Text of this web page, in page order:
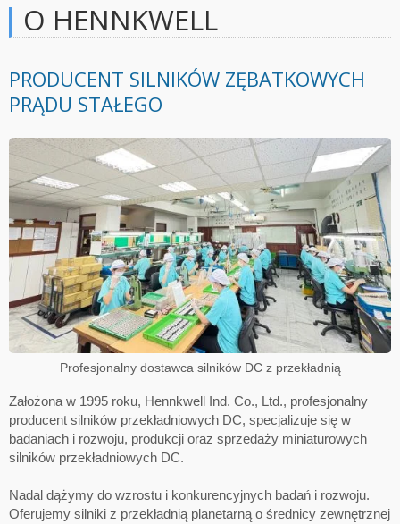
O HENNKWELL
PRODUCENT SILNIKÓW ZĘBATKOWYCH
PRĄDU STAŁEGO
Profesjonalny dostawca silników DC z przekładnią
Założona w 1995 roku, Hennkwell Ind. Co., Ltd., profesjonalny
producent silników przekładniowych DC, specjalizuje się w
badaniach i rozwoju, produkcji oraz sprzedaży miniaturowych
silników przekładniowych DC.
Nadal dążymy do wzrostu i konkurencyjnych badań i rozwoju.
Oferujemy silniki z przekładnią planetarną o średnicy zewnętrznej